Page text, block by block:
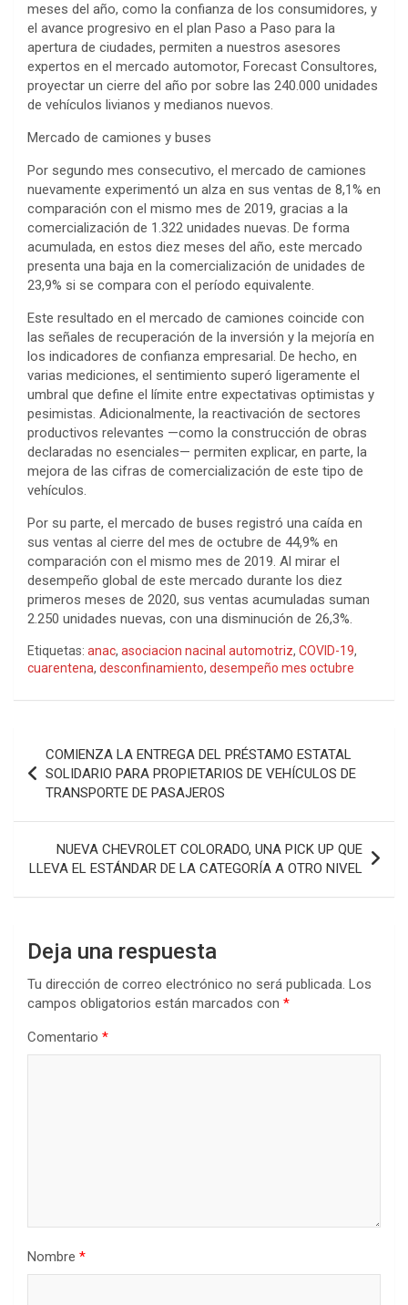
meses del año, como la confianza de los consumidores, y
el avance progresivo en el plan Paso a Paso para la
apertura de ciudades, permiten a nuestros asesores
expertos en el mercado automotor, Forecast Consultores,
proyectar un cierre del año por sobre las 240.000 unidades
de vehículos livianos y medianos nuevos.
Mercado de camiones y buses
Por segundo mes consecutivo, el mercado de camiones
nuevamente experimentó un alza en sus ventas de 8,1% en
comparación con el mismo mes de 2019, gracias a la
comercialización de 1.322 unidades nuevas. De forma
acumulada, en estos diez meses del año, este mercado
presenta una baja en la comercialización de unidades de
23,9% si se compara con el período equivalente.
Este resultado en el mercado de camiones coincide con
las señales de recuperación de la inversión y la mejoría en
los indicadores de confianza empresarial. De hecho, en
varias mediciones, el sentimiento superó ligeramente el
umbral que define el límite entre expectativas optimistas y
pesimistas. Adicionalmente, la reactivación de sectores
productivos relevantes —como la construcción de obras
declaradas no esenciales— permiten explicar, en parte, la
mejora de las cifras de comercialización de este tipo de
vehículos.
Por su parte, el mercado de buses registró una caída en
sus ventas al cierre del mes de octubre de 44,9% en
comparación con el mismo mes de 2019. Al mirar el
desempeño global de este mercado durante los diez
primeros meses de 2020, sus ventas acumuladas suman
2.250 unidades nuevas, con una disminución de 26,3%.
Etiquetas: anac, asociacion nacinal automotriz, COVID-19,
cuarentena, desconfinamiento, desempeño mes octubre
de
entradas
COMIENZA LA ENTREGA DEL PRÉSTAMO ESTATAL
SOLIDARIO PARA PROPIETARIOS DE VEHÍCULOS DE
TRANSPORTE DE PASAJEROS
NUEVA CHEVROLET COLORADO, UNA PICK UP QUE
LLEVA EL ESTÁNDAR DE LA CATEGORÍA A OTRO NIVEL
Deja una respuesta
Tu dirección de correo electrónico no será publicada. Los
campos obligatorios están marcados con *
Comentario *
Nombre *